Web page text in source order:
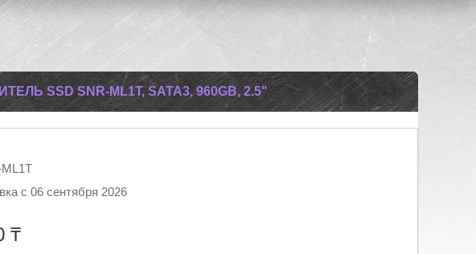
SSD SNR-ML1T, SATA3, 960GB, 2.5"
с 06 сентября 2026
₸